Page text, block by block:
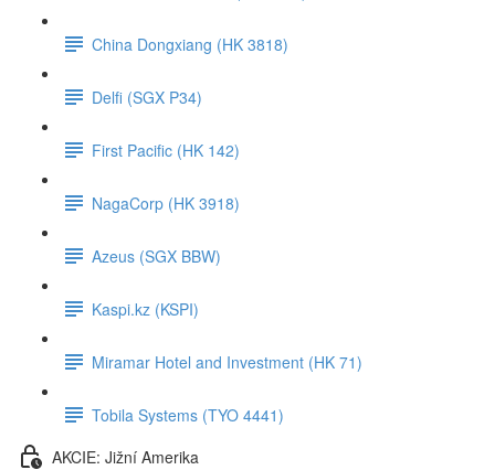
China Dongxiang (HK 3818)
Delfi (SGX P34)
First Pacific (HK 142)
NagaCorp (HK 3918)
Azeus (SGX BBW)
Kaspi.kz (KSPI)
Miramar Hotel and Investment (HK 71)
Tobila Systems (TYO 4441)
AKCIE: Jižní Amerika